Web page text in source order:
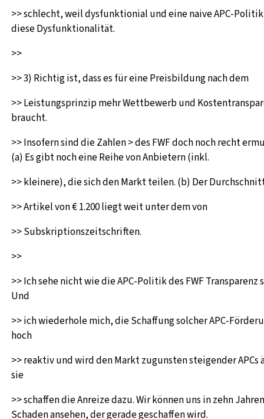
>> schlecht, weil dysfunktionial und eine naive APC-
diese Dysfunktionalität.
>>
>> 3) Richtig ist, dass es für eine Preisbildung nach dem
>> Leistungsprinzip mehr Wettbewerb und
braucht.
>> Insofern sind die Zahlen > des FWF doch noch recht
(a) Es gibt noch eine Reihe von Anbietern (inkl.
>> kleinere), die sich den Markt teilen. (b) Der
>> Artikel von € 1.200 liegt weit unter dem von
>> Subskriptionszeitschriften.
>>
>> Ich sehe nicht wie die APC-Politik des FWF Transparenz
Und
>> ich wiederhole mich, die Schaffung solcher APC-
hoch
>> reaktiv und wird den Markt zugunsten steigender APCs
sie
>> schaffen die Anreize dazu. Wir können uns in zehn
Schaden ansehen, der gerade geschaffen wird.